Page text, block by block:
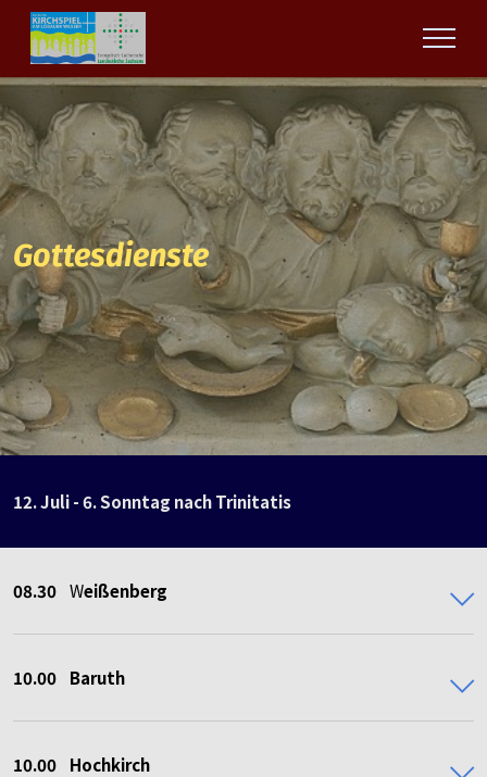
Gottesdienste
12. Juli - 6. Sonntag nach Trinitatis
08.30 Weißenberg
10.00 Baruth
10.00 Hochkirch